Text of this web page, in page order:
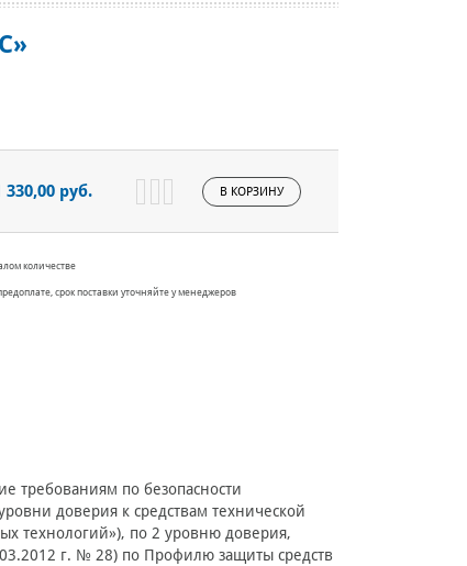
330,00 руб. В КОРЗИНУ
количестве
срок поставки уточняйте у менеджеров
требованиям по безопасности
доверия к средствам технической
технологий»), по 2 уровню доверия,
г. № 28) по Профилю защиты средств